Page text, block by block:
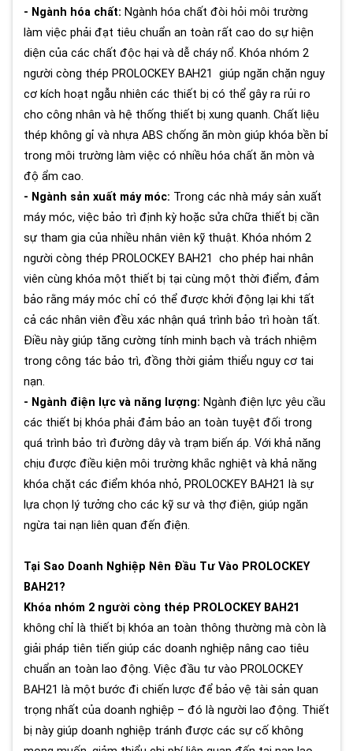
- Ngành hóa chất: Ngành hóa chất đòi hỏi môi trường
làm việc phải đạt tiêu chuẩn an toàn rất cao do sự hiện
diện của các chất độc hại và dễ cháy nổ. Khóa nhóm 2
người còng thép PROLOCKEY BAH21 giúp ngăn chặn nguy
cơ kích hoạt ngẫu nhiên các thiết bị có thể gây ra rủi ro
cho công nhân và hệ thống thiết bị xung quanh. Chất liệu
thép không gỉ và nhựa ABS chống ăn mòn giúp khóa bền bỉ
trong môi trường làm việc có nhiều hóa chất ăn mòn và
độ ẩm cao.
- Ngành sản xuất máy móc: Trong các nhà máy sản xuất
máy móc, việc bảo trì định kỳ hoặc sửa chữa thiết bị cần
sự tham gia của nhiều nhân viên kỹ thuật. Khóa nhóm 2
người còng thép PROLOCKEY BAH21 cho phép hai nhân
viên cùng khóa một thiết bị tại cùng một thời điểm, đảm
bảo rằng máy móc chỉ có thể được khởi động lại khi tất
cả các nhân viên đều xác nhận quá trình bảo trì hoàn tất.
Điều này giúp tăng cường tính minh bạch và trách nhiệm
trong công tác bảo trì, đồng thời giảm thiểu nguy cơ tai
nạn.
- Ngành điện lực và năng lượng: Ngành điện lực yêu cầu
các thiết bị khóa phải đảm bảo an toàn tuyệt đối trong
quá trình bảo trì đường dây và trạm biến áp. Với khả năng
chịu được điều kiện môi trường khắc nghiệt và khả năng
khóa chặt các điểm khóa nhỏ, PROLOCKEY BAH21 là sự
lựa chọn lý tưởng cho các kỹ sư và thợ điện, giúp ngăn
ngừa tai nạn liên quan đến điện.
Tại Sao Doanh Nghiệp Nên Đầu Tư Vào PROLOCKEY
BAH21?
Khóa nhóm 2 người còng thép PROLOCKEY BAH21
không chỉ là thiết bị khóa an toàn thông thường mà còn là
giải pháp tiên tiến giúp các doanh nghiệp nâng cao tiêu
chuẩn an toàn lao động. Việc đầu tư vào PROLOCKEY
BAH21 là một bước đi chiến lược để bảo vệ tài sản quan
trọng nhất của doanh nghiệp – đó là người lao động. Thiết
bị này giúp doanh nghiệp tránh được các sự cố không